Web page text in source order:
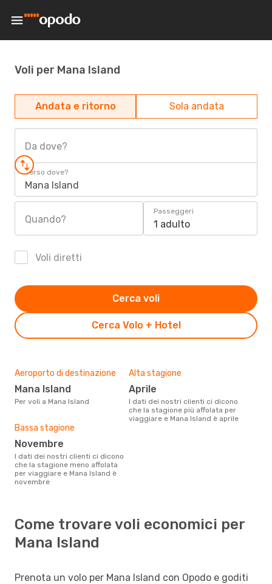
Voli per Mana Island
Andata e ritorno Sola andata
Da dove?
Verso dove?
Mana Island
Quando?
Passeggeri
1 adulto
Voli diretti
Cerca Volo + Hotel
Cerca voli
Aeroporto di destinazione
Mana Island
Per voli a Mana Island
Alta stagione
aprile
I dati dei nostri clienti ci dicono
che la stagione più affolata per
viaggiare e Mana Island è aprile
Bassa stagione
novembre
I dati dei nostri clienti ci dicono
che la stagione meno affolata
per viaggiare e Mana Island è
novembre
Come trovare voli economici per
Mana Island
Prenota un volo per Mana Island con Opodo e goditi